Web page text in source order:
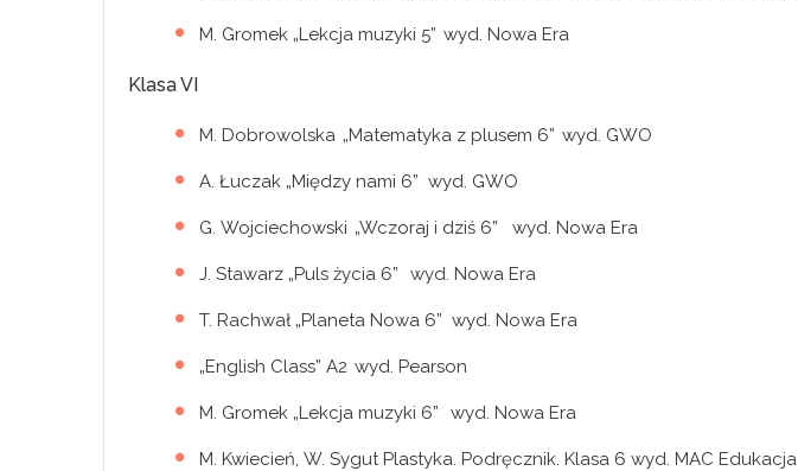
M. Gromek „Lekcja muzyki 5” wyd. Nowa Era
Klasa VI
M. Dobrowolska „Matematyka z plusem 6” wyd. GWO
A. Łuczak „Między nami 6” wyd. GWO
G. Wojciechowski „Wczoraj i dziś 6” wyd. Nowa Era
J. Stawarz „Puls życia 6” wyd. Nowa Era
T. Rachwał „Planeta Nowa 6” wyd. Nowa Era
„English Class” A2 wyd. Pearson
M. Gromek „Lekcja muzyki 6” wyd. Nowa Era
M. Kwiecień, W. Sygut Plastyka. Podręcznik. Klasa 6 wyd. MAC Edukacja